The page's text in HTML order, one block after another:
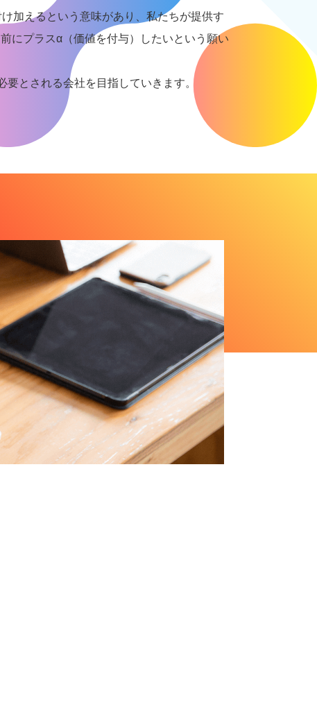
加えるという意味があり、私たちが提供す
にプラスα（価値を付与）したいという願い
要とされる会社を目指していきます。